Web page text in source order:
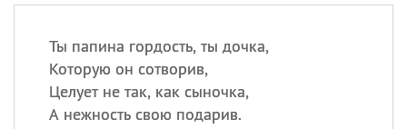
Ты папина гордость, ты дочка,
Которую он сотворив,
Целует не так, как сыночка,
А нежность свою подарив.